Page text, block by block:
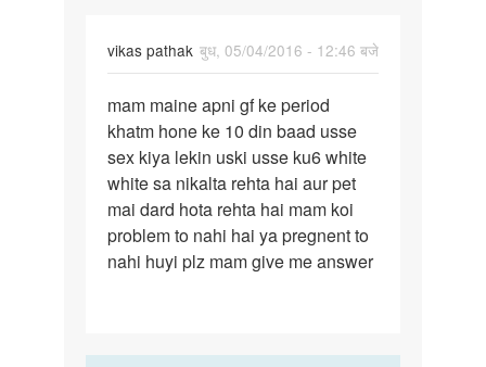
vikas pathak बुध, 05/04/2016 - 12:46 बजे
mam
maine
apni
gf
ke
period
mam maine apni gf ke period
khatm hone ke 10 din baad usse
sex kiya lekin uski usse ku6 white
white sa nikalta rehta hai aur pet
mai dard hota rehta hai mam koi
problem to nahi hai ya pregnent to
nahi huyi plz mam give me answer